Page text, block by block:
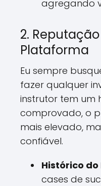
agregando
2.
Plataforma
Eu sempre
fazer qualquer
instrutor tem um
comprovado, o
mais elevado,
confiável.
Histórico
cases de